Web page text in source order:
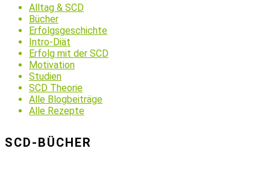
Alltag & SCD
Bücher
Erfolgsgeschichte
Intro-Diät
Erfolg mit der SCD
Motivation
Studien
SCD Theorie
Alle Blogbeiträge
Alle Rezepte
SCD-BÜCHER